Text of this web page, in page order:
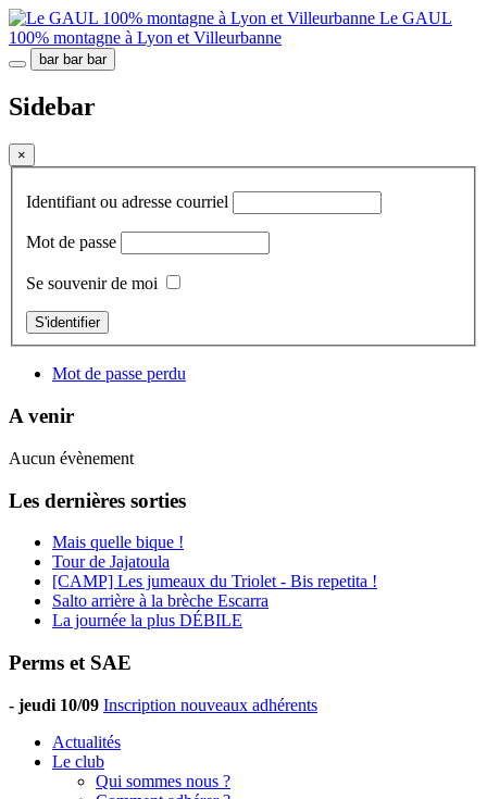
Le GAUL
100% montagne à Lyon et Villeurbanne
bar bar bar
Sidebar
×
Identifiant ou adresse courriel
Mot de passe
Se souvenir de moi
S'identifier
Mot de passe perdu
A venir
Aucun évènement
Les dernières sorties
Mais quelle bique !
Tour de Jajatoula
[CAMP] Les jumeaux du Triolet - Bis repetita !
Salto arrière à la brèche Escarra
La journée la plus DÉBILE
Perms et SAE
- jeudi 10/09 Inscription nouveaux adhérents
Actualités
Le club
Qui sommes nous ?